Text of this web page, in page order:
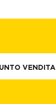
VENDITA